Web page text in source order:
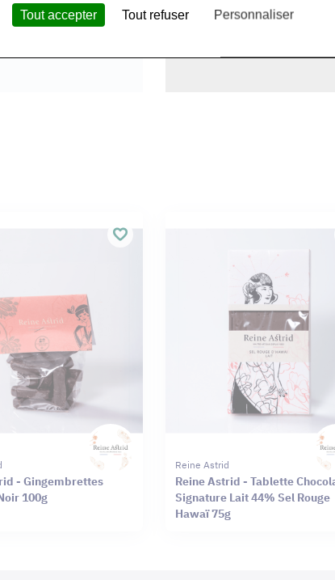
- Gingembrettes
100g
Reine Astrid
Reine Astrid - Tablette
Signature Lait 44% Sel Rouge
Hawaï 75g
Tout accepter Tout refuser Personnaliser